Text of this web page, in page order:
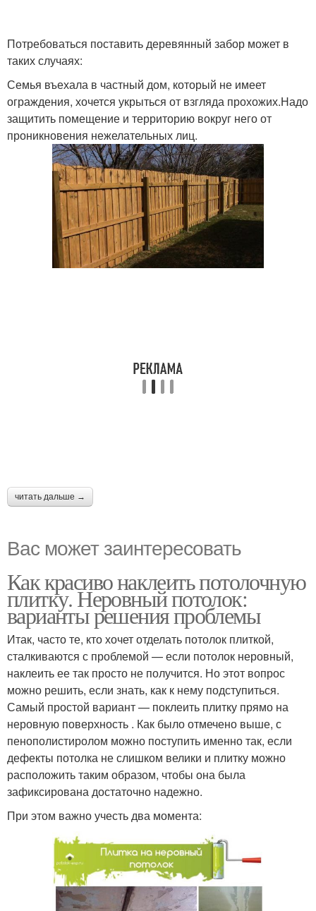
Потребоваться поставить деревянный забор может в
таких случаях:
Семья въехала в частный дом, который не имеет
ограждения, хочется укрыться от взгляда прохожих.Надо
защитить помещение и территорию вокруг него от
проникновения нежелательных лиц.
читать дальше →
Вас может заинтересовать
Как красиво наклеить потолочную
плитку. Неровный потолок:
варианты решения проблемы
Итак, часто те, кто хочет отделать потолок плиткой,
сталкиваются с проблемой — если потолок неровный,
наклеить ее так просто не получится. Но этот вопрос
можно решить, если знать, как к нему подступиться.
Самый простой вариант — поклеить плитку прямо на
неровную поверхность . Как было отмечено выше, с
пенополистиролом можно поступить именно так, если
дефекты потолка не слишком велики и плитку можно
расположить таким образом, чтобы она была
зафиксирована достаточно надежно.
При этом важно учесть два момента: